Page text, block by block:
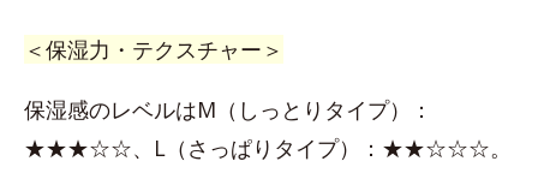
＜保湿力・テクスチャー＞
保湿感のレベルはM（しっとりタイプ）：
★★★☆☆、L（さっぱりタイプ）：★★☆☆☆。